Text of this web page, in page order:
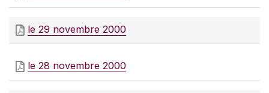
le 29 novembre 2000
le 28 novembre 2000